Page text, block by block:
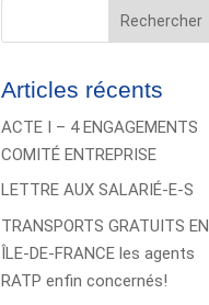
Rechercher
Articles récents
ACTE I – 4 ENGAGEMENTS
COMITÉ ENTREPRISE
LETTRE AUX SALARIÉ-E-S
TRANSPORTS GRATUITS EN
ÎLE-DE-FRANCE les agents
RATP enfin concernés!